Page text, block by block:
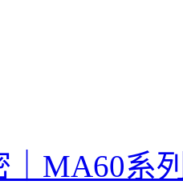
｜MA60系